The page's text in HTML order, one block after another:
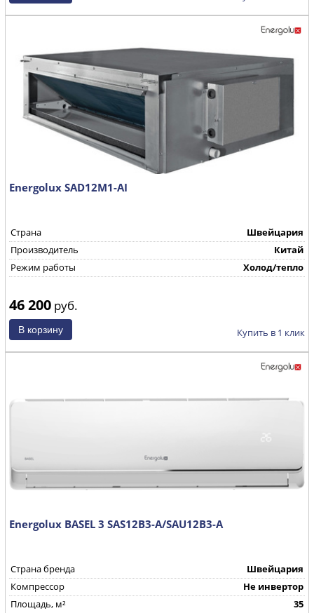
Energolux SAD12M1-AI
Страна
Швейцария
Производитель
Китай
Режим работы
Холод/тепло
46 200 руб.
Купить в 1 клик
Energolux BASEL 3 SAS12B3-A/SAU12B3-A
Страна бренда
Швейцария
Компрессор
Не инвертор
Площадь, м²
35